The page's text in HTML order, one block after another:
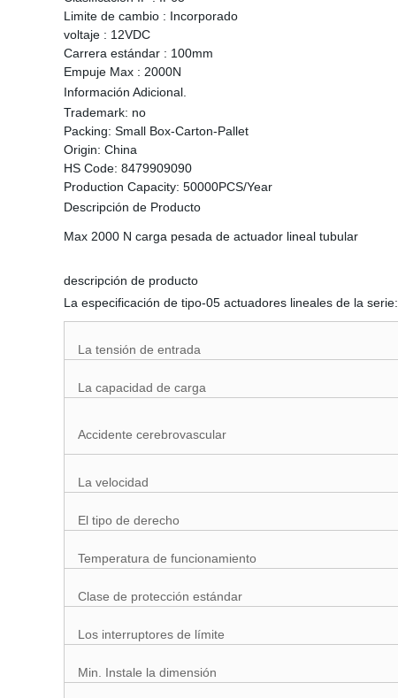
Limite de cambio : Incorporado
voltaje : 12VDC
Carrera estándar : 100mm
Empuje Max : 2000N
Información Adicional.
Trademark: no
Packing: Small Box-Carton-Pallet
Origin: China
HS Code: 8479909090
Production Capacity: 50000PCS/Year
Descripción de Producto
Max 2000 N carga pesada de actuador lineal tubular
descripción de producto
La especificación de tipo-05 actuadores lineales de la serie:
La tensión de entrada
La capacidad de carga
Accidente cerebrovascular
La velocidad
El tipo de derecho
Temperatura de funcionamiento
Clase de protección estándar
Los interruptores de límite
Min. Instale la dimensión